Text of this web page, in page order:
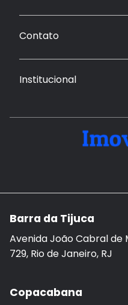
Contato
Institucional
Barra da Tijuca
Avenida João Cabral de
729, Rio de Janeiro, RJ
Copacabana